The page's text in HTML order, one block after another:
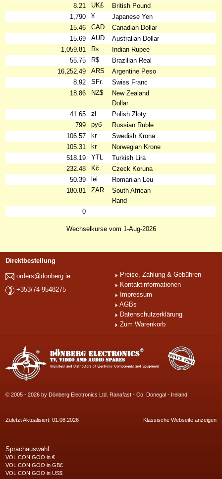
8.21
UK£
British Pound
1,790
¥
Japanese Yen
15.46
CAD
Canadian Dollar
15.69
AUD
Australian Dollar
1,059.81
₨
Indian Rupee
55.75
R$
Brazilian Real
16,252.49
ARS
Argentine Peso
8.92
SFr.
Swiss Franc
18.86
NZ$
New Zealand
Dollar
41.65
zł
Polish Złoty
799
руб
Russian Ruble
106.57
kr
Swedish Krona
105.31
kr
Norwegian Krone
518.19
YTL
Turkish Lira
232.48
Kč
Czeck Koruna
50.39
lei
Romanian Leu
180.81
ZAR
South African
Rand
0
Wechselkurse vom 1-Aug-2026
Direktbestellung
orders@donberg.ie
+353/74-9548275
Preise, Zahlung & Gebühren
Kontaktinformationen
Impressum
AGBs
Datenschutzerklärung
Zum Warenkorb
© 2005 - 2026 by Dönberg Electronics Ltd. Ranafast - Co. Donegal - Ireland
Zuletzt Aktualisiert: 01.08.2026 Klassische Webseite anzeigen
Sprachauswahl:
VOL CON GOO in €
VOL CON GOO in GB£
VOL CON GOO in US$